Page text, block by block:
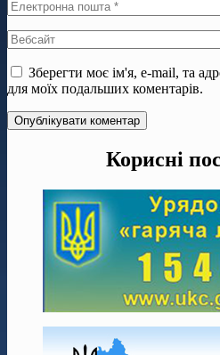
Зберегти моє ім'я, e-mail, та
для моїх подальших коментарів.
Корисні